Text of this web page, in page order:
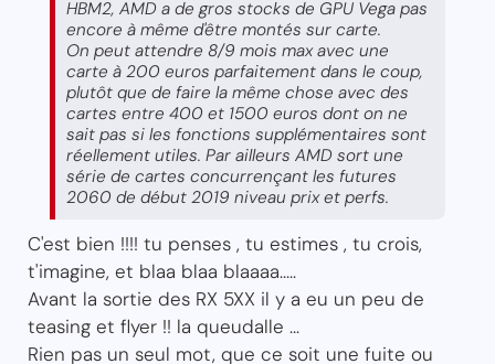
HBM2, AMD a de gros stocks de GPU Vega pas
encore à même d'être montés sur carte.
On peut attendre 8/9 mois max avec une
carte à 200 euros parfaitement dans le coup,
plutôt que de faire la même chose avec des
cartes entre 400 et 1500 euros dont on ne
sait pas si les fonctions supplémentaires sont
réellement utiles. Par ailleurs AMD sort une
série de cartes concurrençant les futures
2060 de début 2019 niveau prix et perfs.
C'est bien !!!! tu penses , tu estimes , tu crois,
t'imagine, et blaa blaa blaaaa.....
Avant la sortie des RX 5XX il y a eu un peu de
teasing et flyer !! la queudalle ...
Rien pas un seul mot, que ce soit une fuite ou